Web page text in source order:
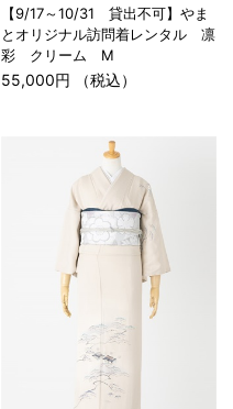
【9/17～10/31 貸出不可】やま
とオリジナル訪問着レンタル 凛
彩 クリーム M
55,000円 （税込）